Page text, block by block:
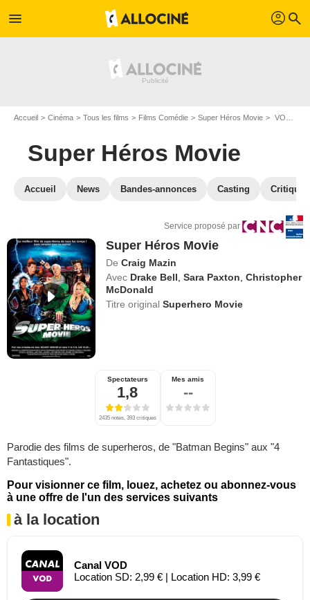
menu profil search
Accueil Cinéma Tous les films Films Comédie Super Héros Movie VOD Super Héros Movie
Super Héros Movie
Accueil News Bandes-annonces Casting
Service proposé par
Super Héros Movie
De Craig Mazin
Avec Drake Bell ,Sara Paxton ,Christopher
McDonald
Titre originalSuperhero Movie
Spectateurs
1,8
2435 notes, 393 critiques
Mes amis
--
Parodie des films de superheros, de "Batman Begins" aux "4
Fantastiques".
Pour visionner ce film, louez, achetez ou abonnez-vous
à une offre de l'un des services suivants
à la location
Canal VOD
Location SD: 2,99 € | Location HD: 3,99 €